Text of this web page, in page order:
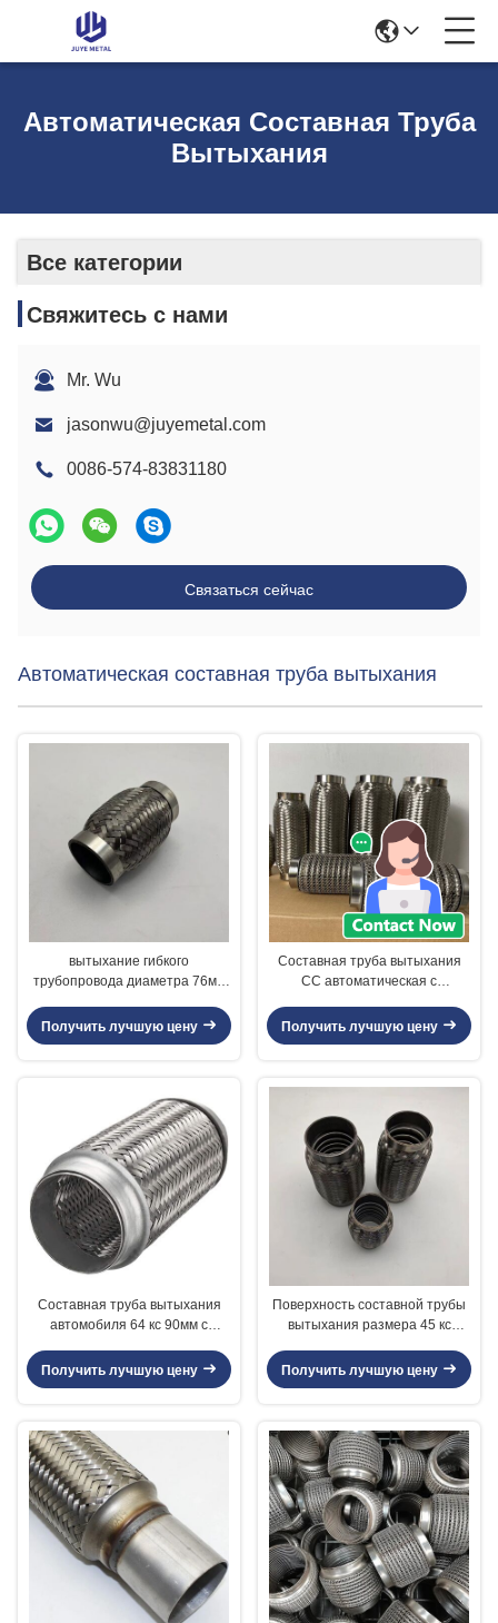
Автоматическая Составная Труба
Вытыхания
Все категории
Свяжитесь с нами
Mr. Wu
jasonwu@juyemetal.com
0086-574-83831180
Связаться сейчас
Автоматическая составная труба вытыхания
вытыхание гибкого
трубопровода диаметра 76мм
гибкого трубопровода
вытыхания 8 дюймов
Получить лучшую цену
Составная труба вытыхания
СС автоматическая с
60 кс 80мм
Получить лучшую цену
Составная труба вытыхания
автомобиля 64 кс 90мм с
409Л
Получить лучшую цену
Поверхность составной трубы
вытыхания размера 45 кс
заплетенная проводом
зацепленная наружная
Получить лучшую цену